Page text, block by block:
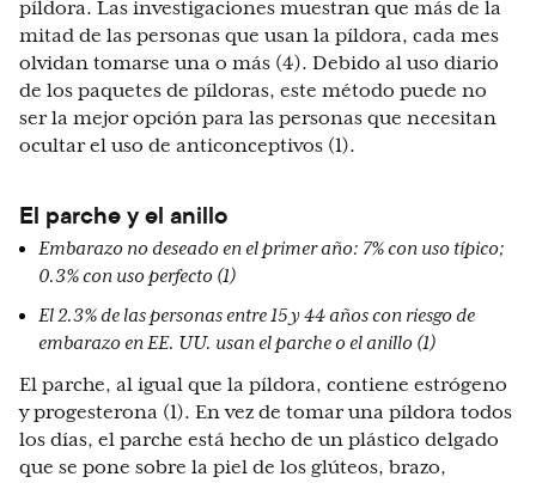
píldora. Las investigaciones muestran que más de la
mitad de las personas que usan la píldora, cada mes
olvidan tomarse una o más (4). Debido al uso diario
de los paquetes de píldoras, este método puede no
ser la mejor opción para las personas que necesitan
ocultar el uso de anticonceptivos (1).
El parche y el anillo
Embarazo no deseado en el primer año: 7% con uso típico;
0.3% con uso perfecto (1)
El 2.3% de las personas entre 15 y 44 años con riesgo de
embarazo en EE. UU. usan el parche o el anillo (1)
El parche, al igual que la píldora, contiene estrógeno
y progesterona (1). En vez de tomar una píldora todos
los días, el parche está hecho de un plástico delgado
que se pone sobre la piel de los glúteos, brazo,